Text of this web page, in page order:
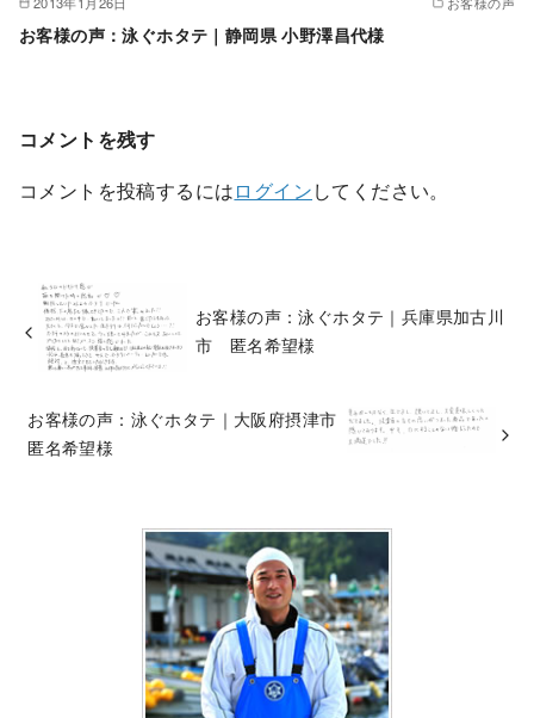
お客様の声：泳ぐホタテ｜静岡県 小野澤昌代様
コメントを残す
コメントを投稿するにはログインしてください。
お客様の声：泳ぐホタテ｜兵庫県加古川
市 匿名希望様
お客様の声：泳ぐホタテ｜大阪府摂津市
匿名希望様